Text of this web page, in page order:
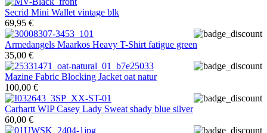
Secrid Mini Wallet vintage blk
69,95 €
Armedangels Maarkos Heavy T-Shirt fatigue green
35,00 €
Mazine Fabric Blocking Jacket oat natur
100,00 €
Carhartt WIPCasey Lady Sweat shady blue silver
60,00 €